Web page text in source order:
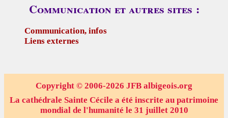
Communication et autres sites :
Communication, infos
Liens externes
Copyright © 2006-2026 JFB albigeois.org
La cathédrale Sainte Cécile a été inscrite au patrimoine
mondial de l'humanité le 31 juillet 2010